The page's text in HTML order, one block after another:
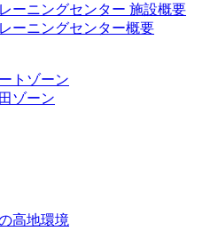
ーニングセンター 施設概要
ーニングセンター概要
トゾーン
ゾーン
高地環境